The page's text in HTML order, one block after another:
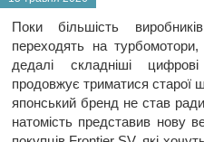
Поки більшість
переходять на турбомотори,
дедалі складніші
продовжує триматися старої
японський бренд не став
натомість представив нову